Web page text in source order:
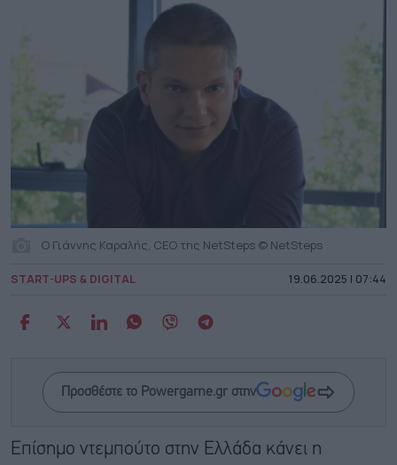
Ο Γιάννης Καραλής, CEO της NetSteps © NetSteps
START-UPS & DIGITAL 19.06.2025 | 07:44
Προσθέστε το Powergame.gr στην
Επίσημο ντεμπούτο στην Ελλάδα κάνει η